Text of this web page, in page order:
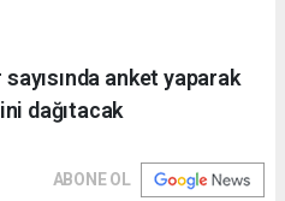
anket yaparak
dağıtacak
ABONE OL